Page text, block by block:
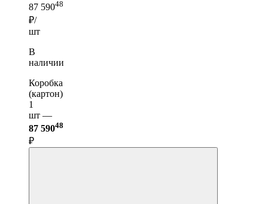
87 59048
₽/
шт
В
наличии
Коробка
(картон)
1
шт —
87 59048
₽